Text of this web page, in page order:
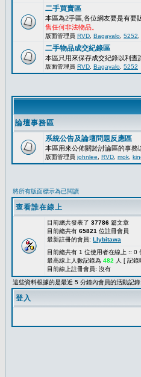
二手買賣區
本區為2手區,各位網友要是有要
售任何非法物品。
版面管理員 RVD Bagayalo 5252
二手物品成交紀錄區
本區只用來保存成交紀錄以利查
版面管理員 RVD Bagayalo 5252
論壇事務區
系統公告及論壇問題反應區
本區用來公佈關於討論區的事務
版面管理員 johnlee RVD mok
將所有版面標示為已閱讀
查看誰在線上
目前總共發表了 37786 篇文章
目前總共有 65821 位註冊會員
最新註冊的會員: Llybitawa
目前總共有 1 位使用者在線上 ::
最高線上人數記錄為 482 人 [ 記錄
目前線上註冊會員: 沒有
這些資料根據的是最近 5 分鐘內會員的活動記錄
登入